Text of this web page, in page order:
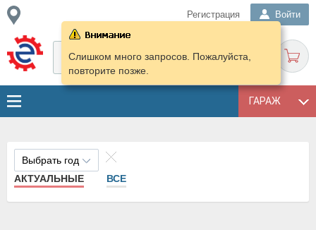
Регистрация Войти
ГАРАЖ
Слишком много запросов. Пожалуйста,
повторите позже.
Выбрать год
АКТУАЛЬНЫЕ
ВСЕ